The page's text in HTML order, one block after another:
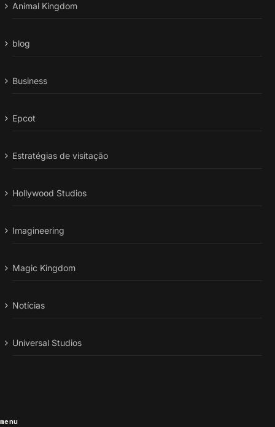
Animal Kingdom
blog
Business
Epcot
Estratégias de visitação
Hollywood Studios
Imagineering
Magic Kingdom
Notícias
Universal Studios
menu